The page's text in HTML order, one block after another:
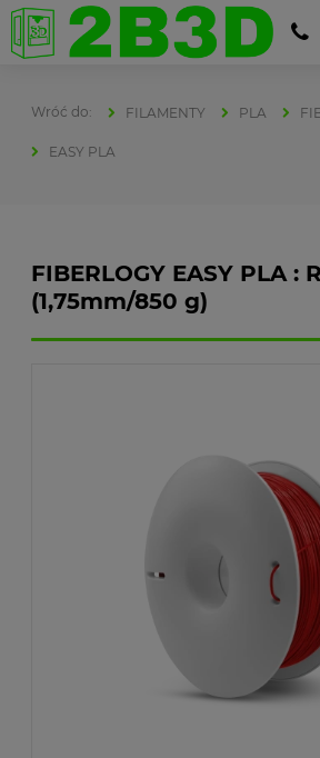
FILAMENTY PLA
EASY PLA
FIBERLOGY EASY PLA :
(1,75mm/850 g)